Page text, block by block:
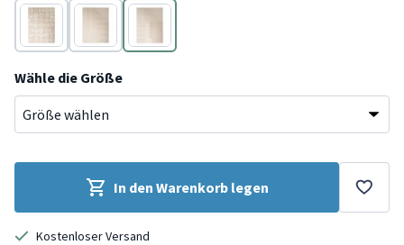
Beige Beige
Beige
Wähle die Größe
In den Warenkorb legen
Kostenloser Versand